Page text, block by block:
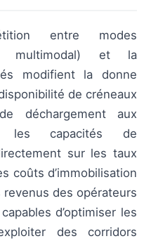
entre modes
multimodal) et la
modifient la donne
de créneaux
déchargement aux
les capacités de
sur les taux
coûts d’immobilisation
des opérateurs
d’optimiser les
des corridors